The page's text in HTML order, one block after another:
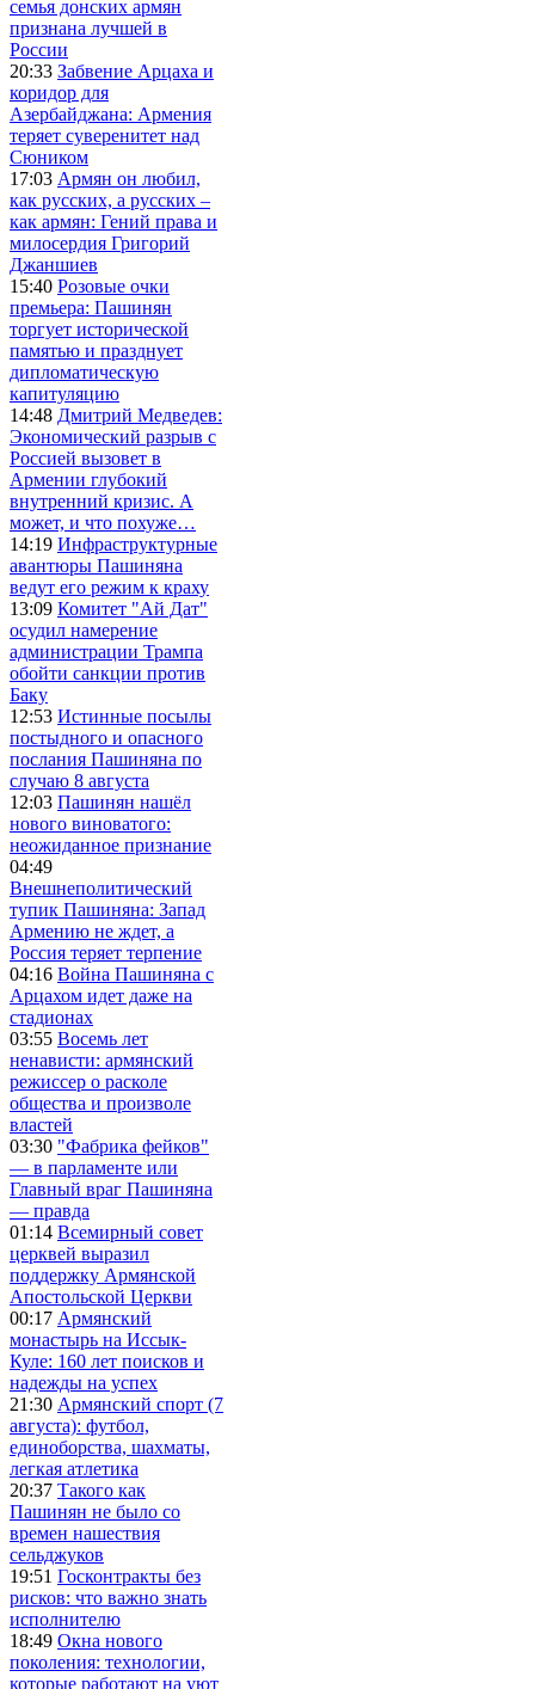
семья донских армян
признана лучшей в
России
20:33 Забвение Арцаха и
коридор для
Азербайджана: Армения
теряет суверенитет над
Сюником
17:03 Армян он любил,
как русских, а русских –
как армян: Гений права и
милосердия Григорий
Джаншиев
15:40 Розовые очки
премьера: Пашинян
торгует исторической
памятью и празднует
дипломатическую
капитуляцию
14:48 Дмитрий Медведев:
Экономический разрыв с
Россией вызовет в
Армении глубокий
внутренний кризис. А
может, и что похуже…
14:19 Инфраструктурные
авантюры Пашиняна
ведут его режим к краху
13:09 Комитет "Ай Дат"
осудил намерение
администрации Трампа
обойти санкции против
Баку
12:53 Истинные посылы
постыдного и опасного
послания Пашиняна по
случаю 8 августа
12:03 Пашинян нашёл
нового виноватого:
неожиданное признание
04:49
Внешнеполитический
тупик Пашиняна: Запад
Армению не ждет, а
Россия теряет терпение
04:16 Война Пашиняна с
Арцахом идет даже на
стадионах
03:55 Восемь лет
ненависти: армянский
режиссер о расколе
общества и произволе
властей
03:30 "Фабрика фейков"
— в парламенте или
Главный враг Пашиняна
— правда
01:14 Всемирный совет
церквей выразил
поддержку Армянской
Апостольской Церкви
00:17 Армянский
монастырь на Иссык-
Куле: 160 лет поисков и
надежды на успех
21:30 Армянский спорт (7
августа): футбол,
единоборства, шахматы,
легкая атлетика
20:37 Такого как
Пашинян не было со
времен нашествия
сельджуков
19:51 Госконтракты без
рисков: что важно знать
исполнителю
18:49 Окна нового
поколения: технологии,
которые работают на уют